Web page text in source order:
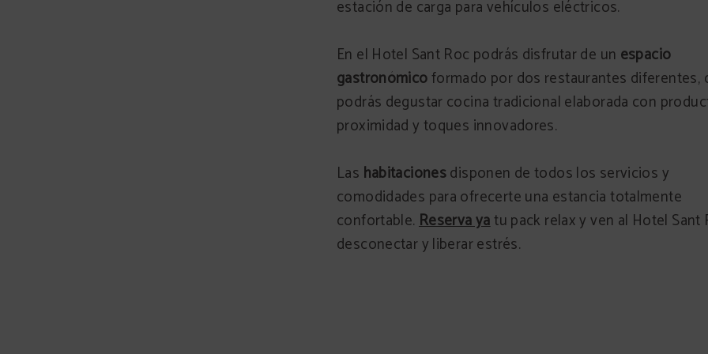
estación de carga para vehículos eléctricos.
En el Hotel Sant Roc podrás disfrutar de un espacio
gastronómicoformado por dos restaurantes diferentes,
podrás degustar cocina tradicional elaborada con
proximidad y toques innovadores.
Las habitacionesdisponen de todos los servicios y
comodidades para ofrecerte una estancia totalmente
confortable.Reserva yatu pack relax y ven al Hotel Sant
desconectar y liberar estrés.